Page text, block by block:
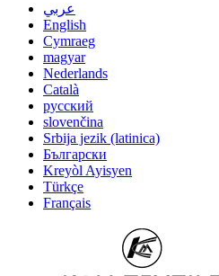
عربي
English
Cymraeg
magyar
Nederlands
Català
русский
slovenčina
Srbija jezik (latinica)
Български
Kreyòl Ayisyen
Türkçe
Français